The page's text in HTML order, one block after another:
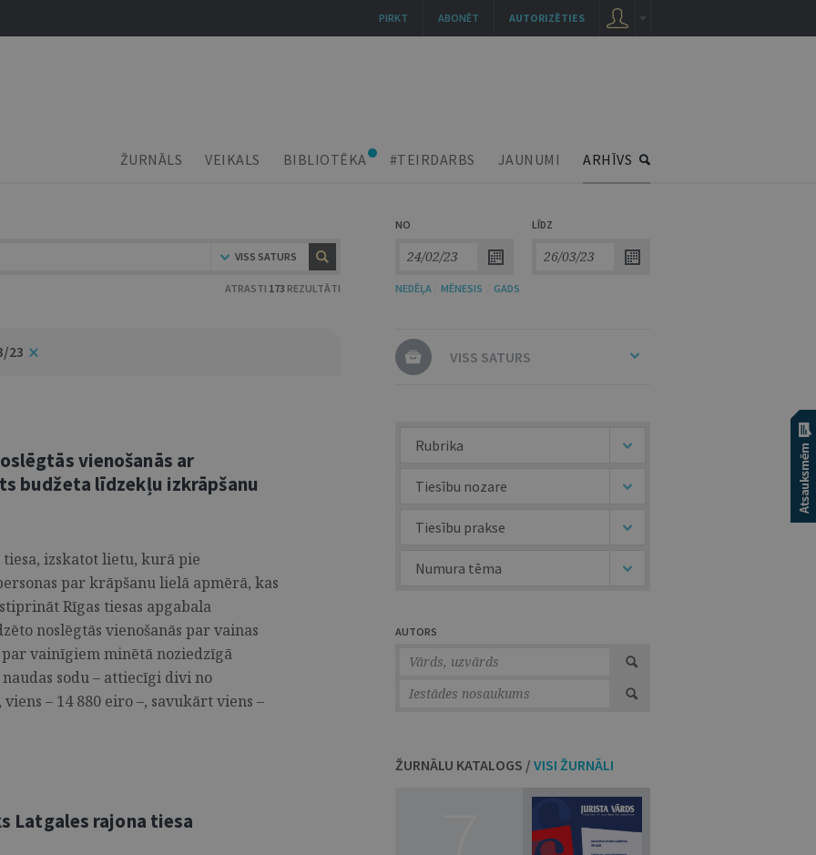
ŽURNĀLS VEIKALS BIBLIOTĒKA #TEIRDARBS JAUNUMI ARHĪVS
VISS SATURS
ATRASTI 173 REZULTĀTI
NO LĪDZ
NEDĒĻA MĒNESIS GADS
23
vienošanās ar
budžeta līdzekļu izkrāpšanu
tiesa, izskatot lietu, kurā pie
par krāpšanu lielā apmērā, kas
Rīgas tiesas apgabala
noslēgtās vienošanās par vainas
vainīgiem minētā noziedzīgā
sodu – attiecīgi divi no
– 14 880 eiro –, savukārt viens –
Latgales rajona tiesa
VISS SATURS
Rubrika
Tiesību nozare
Tiesību prakse
Numura tēma
AUTORS
ŽURNĀLU KATALOGS / VISI ŽURNĀLI
AUTORIZĒTIES
ABONĒT
PIRKT